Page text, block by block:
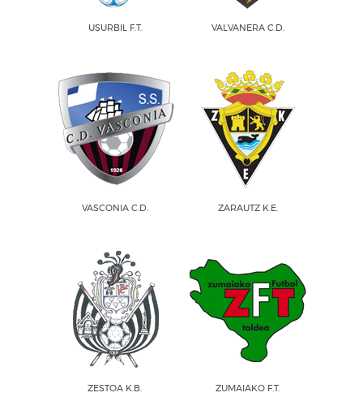
USURBIL F.T. VALVANERA C.D.
VASCONIA C.D. ZARAUTZ K.E.
ZESTOA K.B. ZUMAIAKO F.T.